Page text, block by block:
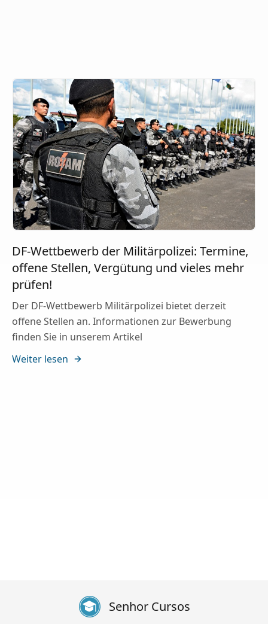
DF-Wettbewerb der Militärpolizei: Termine,
offene Stellen, Vergütung und vieles mehr
prüfen!
Der DF-Wettbewerb Militärpolizei bietet derzeit
offene Stellen an. Informationen zur Bewerbung
finden Sie in unserem Artikel
Weiter lesen
Senhor Cursos